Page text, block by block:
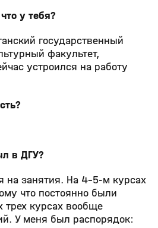
у тебя?
государственный
факультет,
устроился на работу
в ДГУ?
занятия. На 4–5‑м курсах
что постоянно были
курсах вообще
У меня был распорядок: